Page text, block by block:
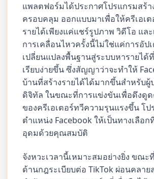
แพลตฟอร์มได้ประกาศโปรแกรมสร้า
ครอบคลุม ออกแบบมาเพื่อให้ครีเอเ
รายได้เพียงแค่แชร์รูปภาพ วิดีโอ แล
การเคลื่อนไหวครั้งนี้ไม่ใช่แค่การอัป
เปลี่ยนแปลงพื้นฐานสู่ระบบหารายได้
เรียบง่ายขึ้น ซึ่งสัญญาว่าจะทำให้
บ้านที่สร้างรายได้ได้มากขึ้นสำหรับผู้
ดิจิทัล ในขณะที่การแข่งขันเพื่อดึงดู
ของครีเอเตอร์ทวีความรุนแรงขึ้น โป
ตำแหน่ง Facebook ให้เป็นทางเลือ
อุดมด้วยคุณสมบัติ
จังหวะเวลานี้เหมาะสมอย่างยิ่ง ขณ
ด้านกฎระเบียบต่อ TikTok ผ่อนคลาย